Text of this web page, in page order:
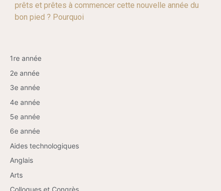
prêts et prêtes à commencer cette nouvelle année du
bon pied ? Pourquoi
1re année
2e année
3e année
4e année
5e année
6e année
Aides technologiques
Anglais
Arts
Colloques et Congrès